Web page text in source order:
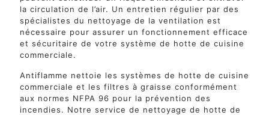
la circulation de l’air. Un entretien régulier par des
spécialistes du nettoyage de la ventilation est
nécessaire pour assurer un fonctionnement efficace
et sécuritaire de votre système de hotte de cuisine
commerciale.
Antiflamme nettoie les systèmes de hotte de cuisine
commerciale et les filtres à graisse conformément
aux normes NFPA 96 pour la prévention des
incendies. Notre service de nettoyage de hotte de